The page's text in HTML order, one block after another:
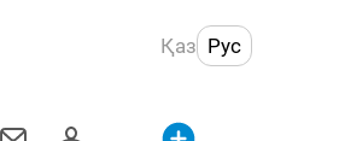
Қаз Рус